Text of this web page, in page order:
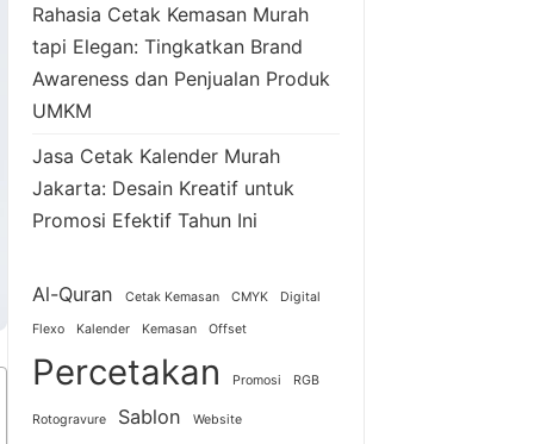
Rahasia Cetak Kemasan Murah
tapi Elegan: Tingkatkan Brand
Awareness dan Penjualan Produk
UMKM
Jasa Cetak Kalender Murah
Jakarta: Desain Kreatif untuk
Promosi Efektif Tahun Ini
Al-Quran Cetak Kemasan CMYK Digital
Flexo Kalender Kemasan Offset
Percetakan Promosi RGB
Rotogravure Sablon Website